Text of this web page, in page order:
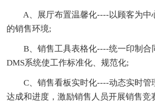
A、展厅布置温馨化----以顾客为中
的销售环境;
B、销售工具表格化----统一印制合
DMS系统使工作标准化、规范化;
C、销售看板实时化----动态实时管
达成和进度，激励销售人员开展销售竞